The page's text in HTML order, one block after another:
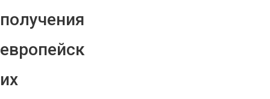
получения
европейск
их